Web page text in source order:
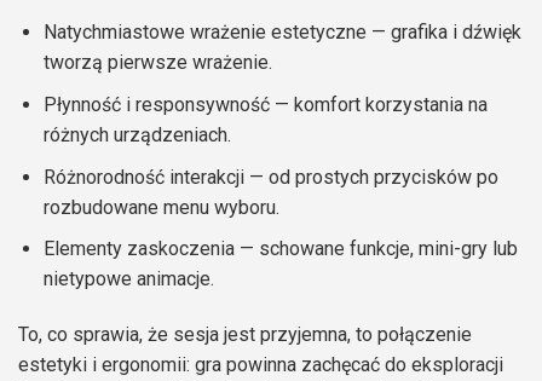
Natychmiastowe wrażenie estetyczne — grafika i dźwięk
tworzą pierwsze wrażenie.
Płynność i responsywność — komfort korzystania na
różnych urządzeniach.
Różnorodność interakcji — od prostych przycisków po
rozbudowane menu wyboru.
Elementy zaskoczenia — schowane funkcje, mini-gry lub
nietypowe animacje.
To, co sprawia, że sesja jest przyjemna, to połączenie
estetyki i ergonomii: gra powinna zachęcać do eksploracji